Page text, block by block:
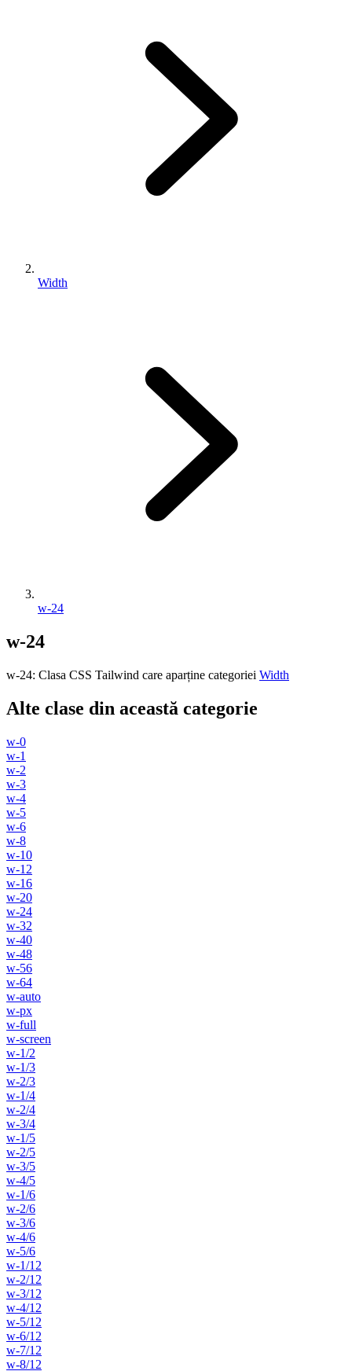
Width
w-24
w-24
w-24: Clasa CSS Tailwind care aparține categoriei Width
Alte clase din această categorie
w-0
w-1
w-2
w-3
w-4
w-5
w-6
w-8
w-10
w-12
w-16
w-20
w-24
w-32
w-40
w-48
w-56
w-64
w-auto
w-px
w-full
w-screen
w-1/2
w-1/3
w-2/3
w-1/4
w-2/4
w-3/4
w-1/5
w-2/5
w-3/5
w-4/5
w-1/6
w-2/6
w-3/6
w-4/6
w-5/6
w-1/12
w-2/12
w-3/12
w-4/12
w-5/12
w-6/12
w-7/12
w-8/12